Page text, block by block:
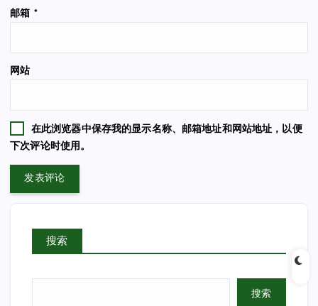
邮箱 *
网站
在此浏览器中保存我的显示名称、邮箱地址和网站地址，以便
下次评论时使用。
搜索
搜索